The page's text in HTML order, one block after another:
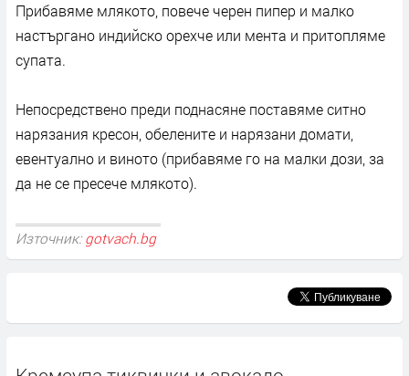
Прибавяме млякото, повече черен пипер и малко
настъргано индийско орехче или мента и притопляме
супата.
Непосредствено преди поднасяне поставяме ситно
нарязания кресон, обелените и нарязани домати,
евентуално и виното (прибавяме го на малки дози, за
да не се пресече млякото).
Източник: gotvach.bg